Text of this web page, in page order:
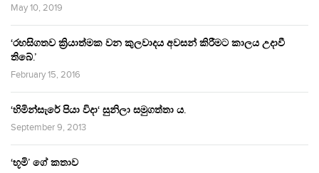
May 10, 2019
‘රහසිගතව ක්‍රියාත්මක වන කුලවාදය අවසන් කිරීමට කාලය උදාවී
තිබේ.’
February 15, 2016
‘හිමින්සැරේ පියා විදා‘ සුනිලා සමුගත්තා ය.
September 9, 2013
‘භූමි’ ගේ කතාව